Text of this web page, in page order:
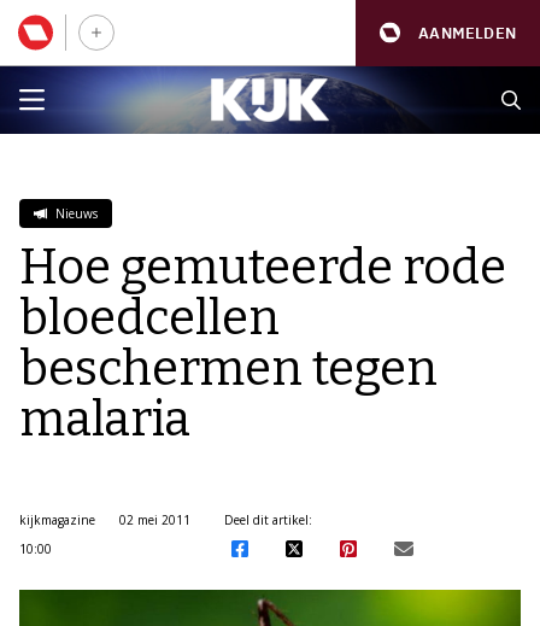
AANMELDEN
Nieuws
Hoe gemuteerde rode
bloedcellen
beschermen tegen
malaria
kijkmagazine
02 mei 2011
10:00
Deel dit artikel: